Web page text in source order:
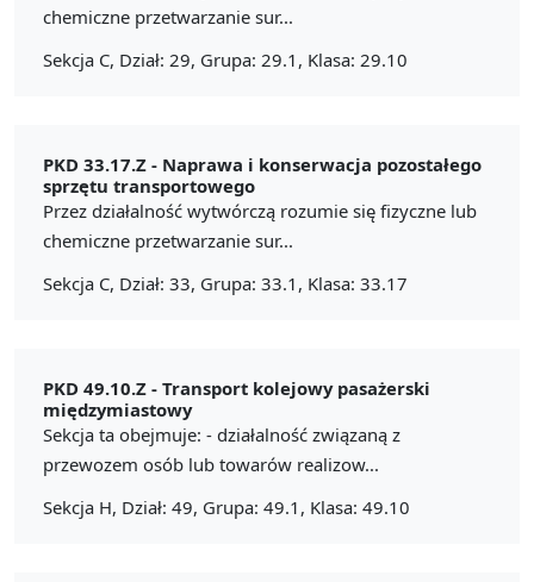
chemiczne przetwarzanie sur...
Sekcja C, Dział: 29, Grupa: 29.1, Klasa: 29.10
PKD 33.17.Z - Naprawa i konserwacja pozostałego
sprzętu transportowego
Przez działalność wytwórczą rozumie się fizyczne lub
chemiczne przetwarzanie sur...
Sekcja C, Dział: 33, Grupa: 33.1, Klasa: 33.17
PKD 49.10.Z - Transport kolejowy pasażerski
międzymiastowy
Sekcja ta obejmuje: - działalność związaną z
przewozem osób lub towarów realizow...
Sekcja H, Dział: 49, Grupa: 49.1, Klasa: 49.10